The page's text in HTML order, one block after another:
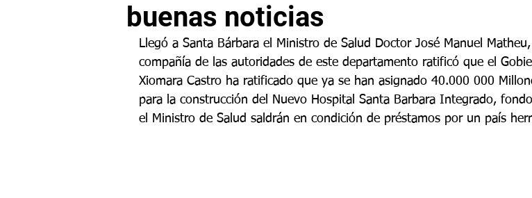
buenas noticias
Llegó a Santa Bárbara el Ministro de Salud Doctor José Manuel
compañía de las autoridades de este departamento ratificó que el
Xiomara Castro ha ratificado que ya se han asignado 40.000 000
para la construcción del Nuevo Hospital Santa Barbara Integrado,
el Ministro de Salud saldrán en condición de préstamos por un país